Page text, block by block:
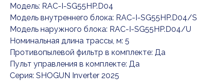
Модель: RAC-I-SG55HP.D04
Модель внутреннего блока: RAC-I-SG55HP.D04/S
Модель наружного блока: RAC-I-SG55HP.D04/U
Номинальная длина трассы, м: 5
Противопылевой фильтр в комплекте: Да
Пульт управления в комплекте: Да
Серия: SHOGUN Inverter 2025